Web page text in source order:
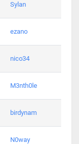
Sylan
ezano
nico34
M3nth0le
birdynam
N0way